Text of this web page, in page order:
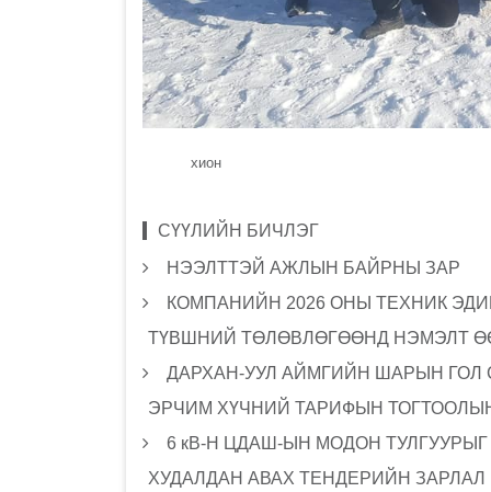
хион
СҮҮЛИЙН БИЧЛЭГ
НЭЭЛТТЭЙ АЖЛЫН БАЙРНЫ ЗАР
КОМПАНИЙН 2026 ОНЫ ТЕХНИК
ТҮВШНИЙ ТӨЛӨВЛӨГӨӨНД НЭМЭЛТ
ДАРХАН-УУЛ АЙМГИЙН ШАРЫН ГОЛ
ЭРЧИМ ХҮЧНИЙ ТАРИФЫН
6 кВ-Н ЦДАШ-ЫН МОДОН
ХУДАЛДАН АВАХ ТЕНДЕРИЙН ЗАРЛАЛ